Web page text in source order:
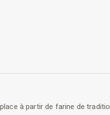
à partir de farine de